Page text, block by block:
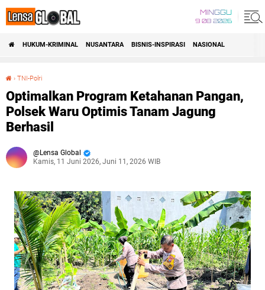
MINGGU
9 08 2026
HUKUM-KRIMINAL NUSANTARA BISNIS-INSPIRASI NASIONAL
› TNI-Polri
Optimalkan Program Ketahanan Pangan,
Polsek Waru Optimis Tanam Jagung
Berhasil
Lensa Global
Kamis, 11 Juni 2026, Juni 11, 2026 WIB